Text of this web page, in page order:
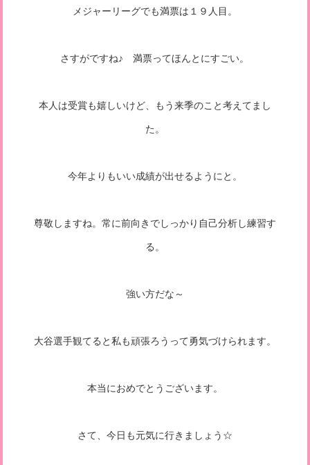
メジャーリーグでも満票は１９人目。
さすがですね♪ 満票ってほんとにすごい。
本人は受賞も嬉しいけど、もう来季のこと考えてまし
た。
今年よりもいい成績が出せるようにと。
尊敬しますね。常に前向きでしっかり自己分析し練習す
る。
強い方だな～
大谷選手観てると私も頑張ろうって勇気づけられます。
本当におめでとうございます。
さて、今日も元気に行きましょう☆